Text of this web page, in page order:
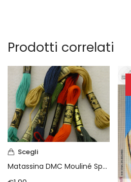
Prodotti correlati
Scegli
Matassina DMC Mouliné Spécial